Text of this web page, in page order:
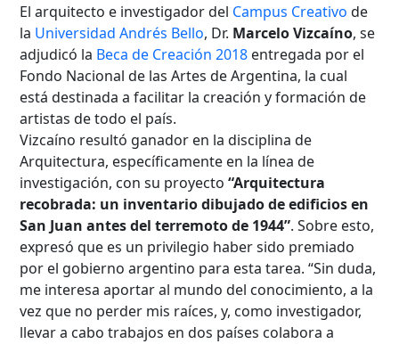
El arquitecto e investigador del Campus Creativo de
la Universidad Andrés Bello, Dr. Marcelo Vizcaíno, se
adjudicó la Beca de Creación 2018 entregada por el
Fondo Nacional de las Artes de Argentina, la cual
está destinada a facilitar la creación y formación de
artistas de todo el país.
Vizcaíno resultó ganador en la disciplina de
Arquitectura, específicamente en la línea de
investigación, con su proyecto“Arquitectura
recobrada: un inventario dibujado de edificios en
San Juan antes del terremoto de 1944”. Sobre esto,
expresó que es un privilegio haber sido premiado
por el gobierno argentino para esta tarea. “Sin duda,
me interesa aportar al mundo del conocimiento, a la
vez que no perder mis raíces, y, como investigador,
llevar a cabo trabajos en dos países colabora a